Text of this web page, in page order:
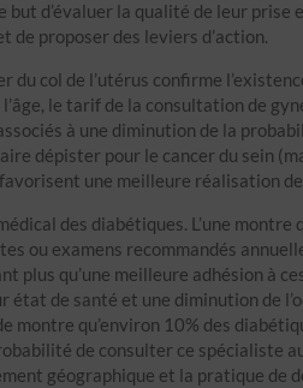
d’évaluer la qualité de leur prise
de proposer des leviers d’action.
du col de l’utérus confirme
le tarif de la consultation de
à une diminution de la
dépister pour le cancer du sein
une meilleure réalisation
des diabétiques. L’une montre
ou examens recommandés
plus qu’une meilleure adhésion à
état de santé et une diminution de
montre qu’environ 10% des
de consulter ce spécialiste
géographique et la pratique de